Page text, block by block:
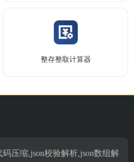
整存整取计算器
压缩,json校验解析,json数组解